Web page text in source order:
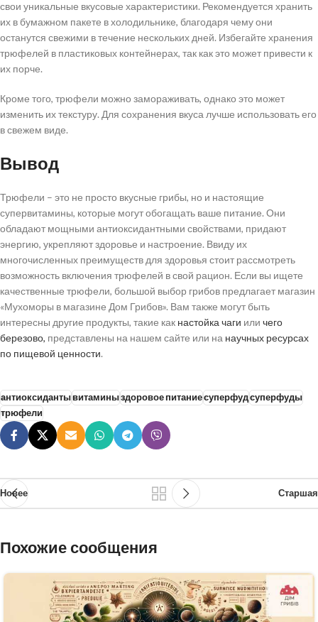
свои уникальные вкусовые характеристики. Рекомендуется хранить
их в бумажном пакете в холодильнике, благодаря чему они
останутся свежими в течение нескольких дней. Избегайте хранения
трюфелей в пластиковых контейнерах, так как это может привести к
их порче.
Кроме того, трюфели можно замораживать, однако это может
изменить их текстуру. Для сохранения вкуса лучше использовать его
в свежем виде.
Вывод
Трюфели – это не просто вкусные грибы, но и настоящие
супервитамины, которые могут обогащать ваше питание. Они
обладают мощными антиоксидантными свойствами, придают
энергию, укрепляют здоровье и настроение. Ввиду их
многочисленных преимуществ для здоровья стоит рассмотреть
возможность включения трюфелей в свой рацион. Если вы ищете
качественные трюфели, большой выбор грибов предлагает магазин
«Мухоморы в магазине Дом Грибов». Вам также могут быть
интересны другие продукты, такие как настойка чаги или чего
березово, представлены на нашем сайте или на научных ресурсах
по пищевой ценности.
антиоксидантывитаминыздоровое питаниесуперфудсуперфуды
трюфели
Новее Старшая
Похожие сообщения